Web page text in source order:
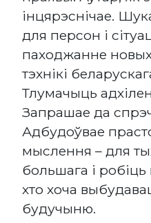
інцярэснічае.
для персон і
паходжанне
тэхнікі
Тлумачыць
Запрашае да
Адбудоўвае
мыслення – для
большага і
хто хоча
будучыню.